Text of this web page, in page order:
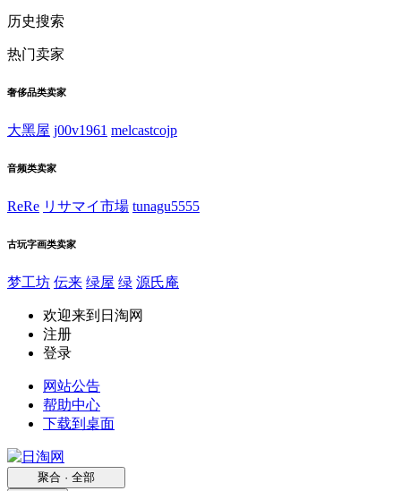
历史搜索
热门卖家
奢侈品类卖家
大黑屋 j00v1961 melcastcojp
音频类卖家
ReRe リサマイ市場 tunagu5555
古玩字画类卖家
梦工坊 伝来 绿屋 绿 源氏庵
欢迎来到日淘网
注册
登录
网站公告
帮助中心
下载到桌面
聚合 · 全部